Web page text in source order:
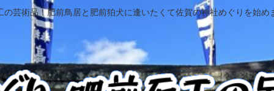
の芸術品！肥前鳥居と肥前狛犬に逢いたくて佐賀の神社めぐりを始め